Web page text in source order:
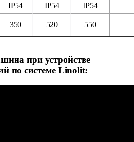
IP54 IP54 IP54
350 520 550
при устройстве
по системе Linolit: